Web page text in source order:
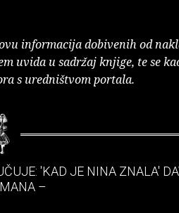
informacija dobivenih od
uvida u sadržaj knjige, te se
s uredništvom portala.
'KAD JE NINA ZNALA'
–